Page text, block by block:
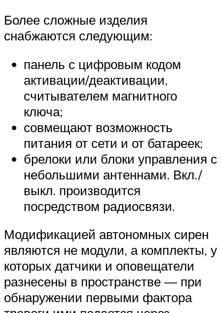
Более сложные изделия
снабжаются следующим:
панель с цифровым кодом
активации/деактивации,
считывателем магнитного
ключа;
совмещают возможность
питания от сети и от батареек;
брелоки или блоки управления с
небольшими антеннами. Вкл./
выкл. производится
посредством радиосвязи.
Модификацией автономных сирен
являются не модули, а комплекты, у
которых датчики и оповещатели
разнесены в пространстве — при
обнаружении первыми фактора